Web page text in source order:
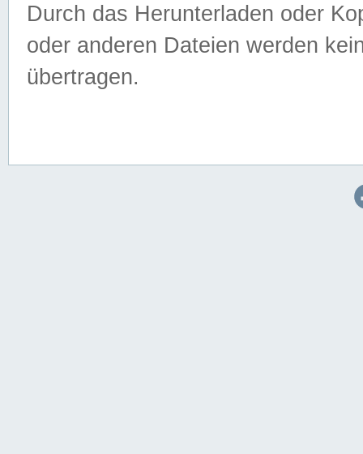
Durch das Herunterladen oder
oder anderen Dateien werden
übertragen.